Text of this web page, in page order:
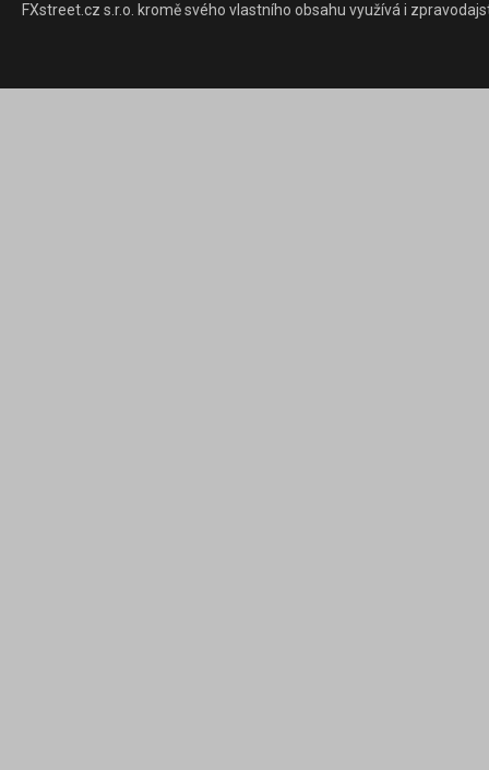
FXstreet.cz s.r.o. kromě svého vlastního obsahu využívá i